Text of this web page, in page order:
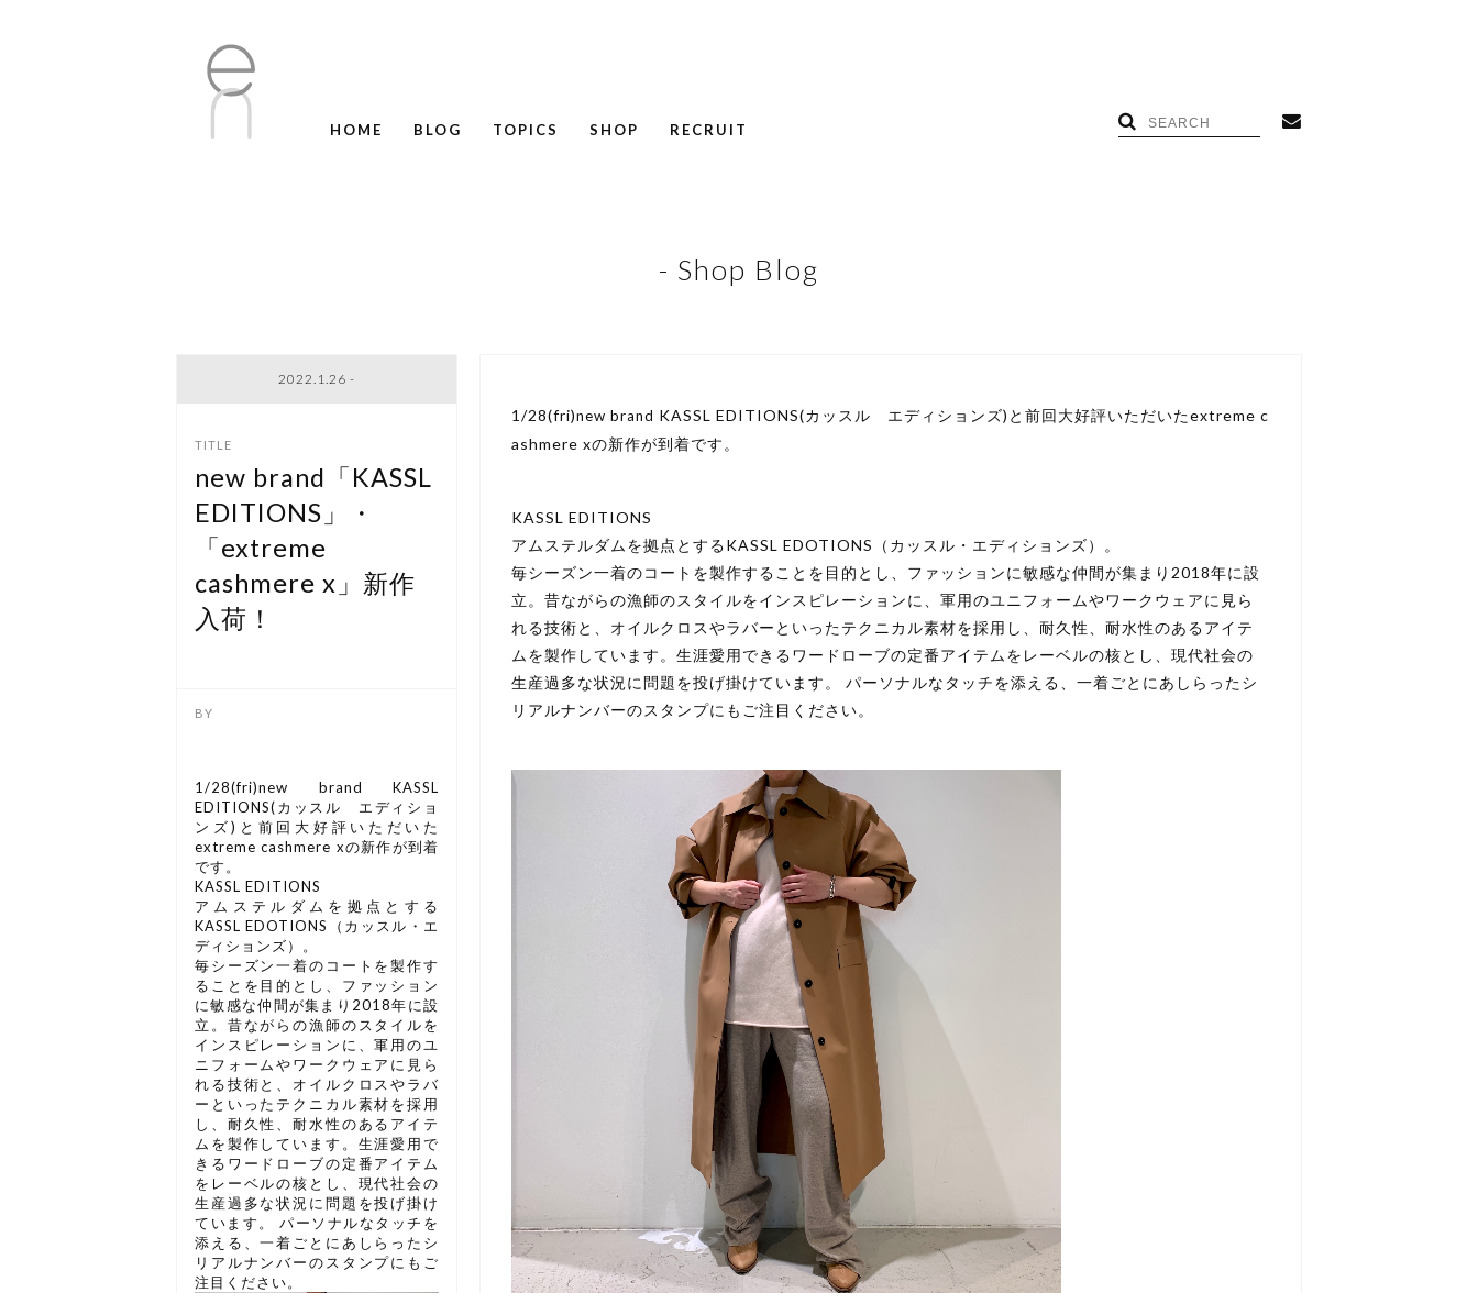
HOME BLOG
TOPICS
SHOP RECRUIT
- Shop Blog
2022.1.26 -
new brand「KASSL
EDITIONS」・
「extreme
cashmere x」新作
入荷！
1/28(fri)new brand KASSL EDITIONS(カッスル エディションズ)と前回大好評いただいたextreme c
ashmere xの新作が到着です。
KASSL EDITIONS
アムステルダムを拠点とするKASSL EDOTIONS（カッスル・エディションズ）。
毎シーズン一着のコートを製作することを目的とし、ファッションに敏感な仲間が集まり2018年に設
立。昔ながらの漁師のスタイルをインスピレーションに、軍用のユニフォームやワークウェアに見ら
れる技術と、オイルクロスやラバーといったテクニカル素材を採用し、耐久性、耐水性のあるアイテ
ムを製作しています。生涯愛用できるワードローブの定番アイテムをレーベルの核とし、現代社会の
生産過多な状況に問題を投げ掛けています。 パーソナルなタッチを添える、一着ごとにあしらったシ
リアルナンバーのスタンプにもご注目ください。
1/28(fri)new brand KASSL
EDITIONS(カッスル エディショ
ンズ)と前回大好評いただいた
extreme cashmere xの新作が到着
です。
KASSL EDITIONS
アムステルダムを拠点とする
KASSL EDOTIONS（カッスル・エ
ディションズ）。
毎シーズン一着のコートを製作す
ることを目的とし、ファッション
に敏感な仲間が集まり2018年に設
立。昔ながらの漁師のスタイルを
インスピレーションに、軍用のユ
ニフォームやワークウェアに見ら
れる技術と、オイルクロスやラバ
ーといったテクニカル素材を採用
し、耐久性、耐水性のあるアイテ
ムを製作しています。生涯愛用で
きるワードローブの定番アイテム
をレーベルの核とし、現代社会の
生産過多な状況に問題を投げ掛け
ています。 パーソナルなタッチを
添える、一着ごとにあしらったシ
リアルナンバーのスタンプにもご
注目ください。